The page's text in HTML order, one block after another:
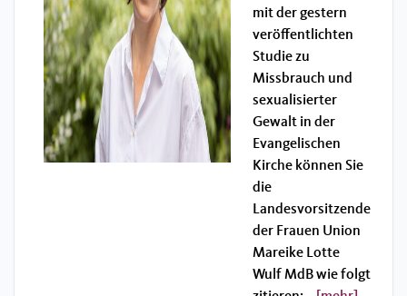
mit der gestern
veröffentlichten
Studie zu
Missbrauch und
sexualisierter
Gewalt in der
Evangelischen
Kirche können Sie
die
Landesvorsitzende
der Frauen Union
Mareike Lotte
Wulf MdB wie folgt